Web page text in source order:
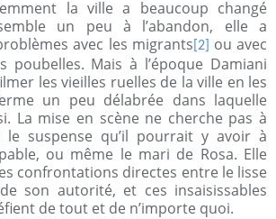
la ville a beaucoup changé
un peu à l’abandon, elle a
avec les migrants [2]
ou avec
poubelles. Mais à l’époque Damiani
les vieilles ruelles de la ville en les
un peu délabrée dans laquelle
La mise en scène ne cherche pas à
suspense qu’il pourrait y avoir à
ou même le mari de Rosa. Elle
confrontations directes entre le lisse
son autorité, et ces insaisissables
de tout et de n’importe quoi.